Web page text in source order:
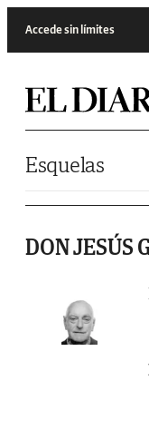
Accede sin límites
Esquelas
DON JESÚS